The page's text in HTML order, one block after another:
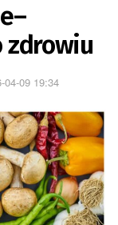
zdrowiu
04-09 19:34